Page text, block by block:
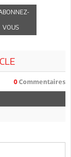
VOUS
0 Commentaires